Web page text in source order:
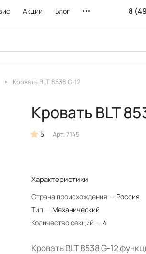
Акции Блог 8
Кровать BLT 8538 G-12
Кровать BLT
5 Арт. 7145
Характеристики
Страна происхождения — Россия
Тип — Механический
Количество секций — 4
Кровать BLT 8538 G-12